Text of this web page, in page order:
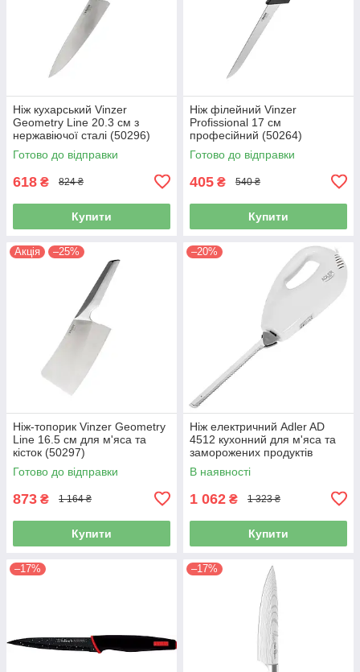
Ніж кухарський Vinzer
Geometry Line 20.3 см з
нержавіючої сталі (50296)
Готово до відправки
618 ₴ 824 ₴
Купити
Ніж філейний Vinzer
Profissional 17 см
професійний (50264)
Готово до відправки
405 ₴ 540 ₴
Купити
Акція –25%
Ніж-топорик Vinzer Geometry
Line 16.5 см для м'яса та
кісток (50297)
Готово до відправки
873 ₴ 1 164 ₴
Купити
–20%
Ніж електричний Adler AD
4512 кухонний для м'яса та
заморожених продуктів
В наявності
1 062 ₴ 1 323 ₴
Купити
–17% –17%